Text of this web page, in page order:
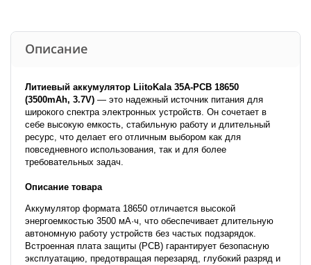
Описание
Литиевый аккумулятор LiitoKala 35A-PCB 18650
(3500mAh, 3.7V) — это надежный источник питания для
широкого спектра электронных устройств. Он сочетает в
себе высокую емкость, стабильную работу и длительный
ресурс, что делает его отличным выбором как для
повседневного использования, так и для более
требовательных задач.
Описание товара
Аккумулятор формата 18650 отличается высокой
энергоемкостью 3500 мА·ч, что обеспечивает длительную
автономную работу устройств без частых подзарядок.
Встроенная плата защиты (PCB) гарантирует безопасную
эксплуатацию, предотвращая перезаряд, глубокий разряд и